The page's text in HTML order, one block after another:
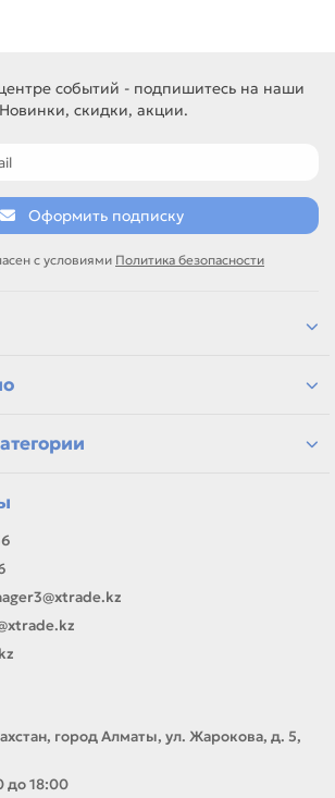
направления есть, например:
PANASONIC DP1510 / 1810 / 2010,
KX-FL513 / 613 / 653. Сравнивайте
названию, артикулу и таблице
вариант, посмотрите соседние
бумаги.
ремонта и профилактики
можно использовать для замены,
печати или пополнения складского
событий - подпишитесь на наши
скидки, акции.
Оформить подписку
с условиями Политика безопасности
город Алматы, ул. Жарокова, д. 5,
до 18:00